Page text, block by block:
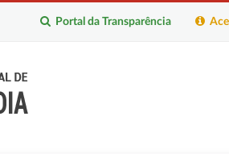
Portal da Transparência